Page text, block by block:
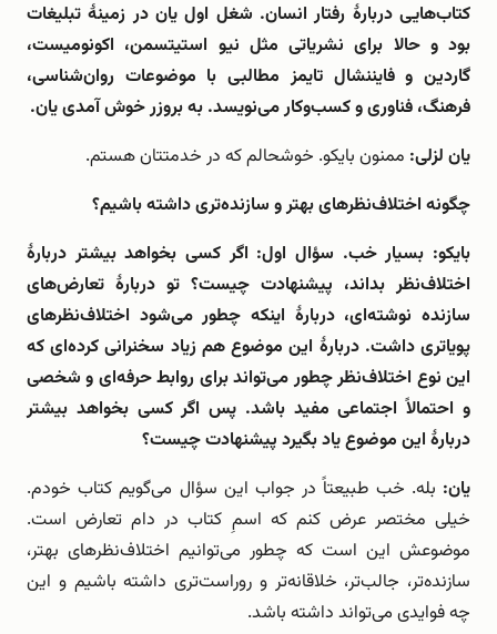
کتاب‌هایی دربارۀ رفتار انسان. شغل اول یان در زمینۀ تبلیغات
بود و حالا برای نشریاتی مثل نیو استیتسمن، اکونومیست،
گاردین و فایننشال تایمز مطالبی با موضوعات روان‌شناسی،
فرهنگ، فناوری و کسب‌وکار می‌نویسد. به بروزر خوش آمدی یان.
یان لزلی: ممنون بایکو. خوشحالم که در خدمتتان هستم.
چگونه اختلاف‌نظرهای بهتر و سازنده‌تری داشته باشیم؟
بایکو: بسیار خب. سؤال اول: اگر کسی بخواهد بیشتر دربارۀ
اختلاف‌نظر بداند، پیشنهادت چیست؟ تو دربارۀ تعارض‌های
سازنده نوشته‌ای، دربارۀ اینکه چطور می‌شود اختلاف‌نظرهای
پویاتری داشت. دربارۀ این موضوع هم زیاد سخنرانی کرده‌ای که
این نوع اختلاف‌نظر چطور می‌تواند برای روابط حرفه‌ای و شخصی
و احتمالاً اجتماعی مفید باشد. پس اگر کسی بخواهد بیشتر
دربارۀ این موضوع یاد بگیرد پیشنهادت چیست؟
یان: بله. خب طبیعتاً در جواب این سؤال می‌گویم کتاب خودم.
خیلی مختصر عرض کنم که اسمِ کتاب در دام تعارض است.
موضوعش این است که چطور می‌توانیم اختلاف‌نظرهای بهتر،
سازنده‌تر، جالب‌تر، خلاقانه‌تر و روراست‌تری داشته باشیم و این
چه فوایدی می‌تواند داشته باشد.